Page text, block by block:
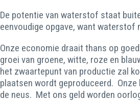
De potentie van waterstof staat
eenvoudige opgave, want waterstof
Onze economie draait thans op
groei van groene, witte, roze en
het zwaartepunt van productie zal
plaatsen wordt geproduceerd. Onze
de neus. Met ons geld worden